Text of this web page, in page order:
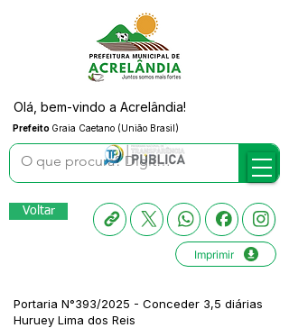
Prefeito Graia Caetano (União Brasil)
Olá, bem-vindo a Acrelândia!
Voltar
Imprimir
Portaria N°393/2025 - Conceder 3,5 diárias
Huruey Lima dos Reis